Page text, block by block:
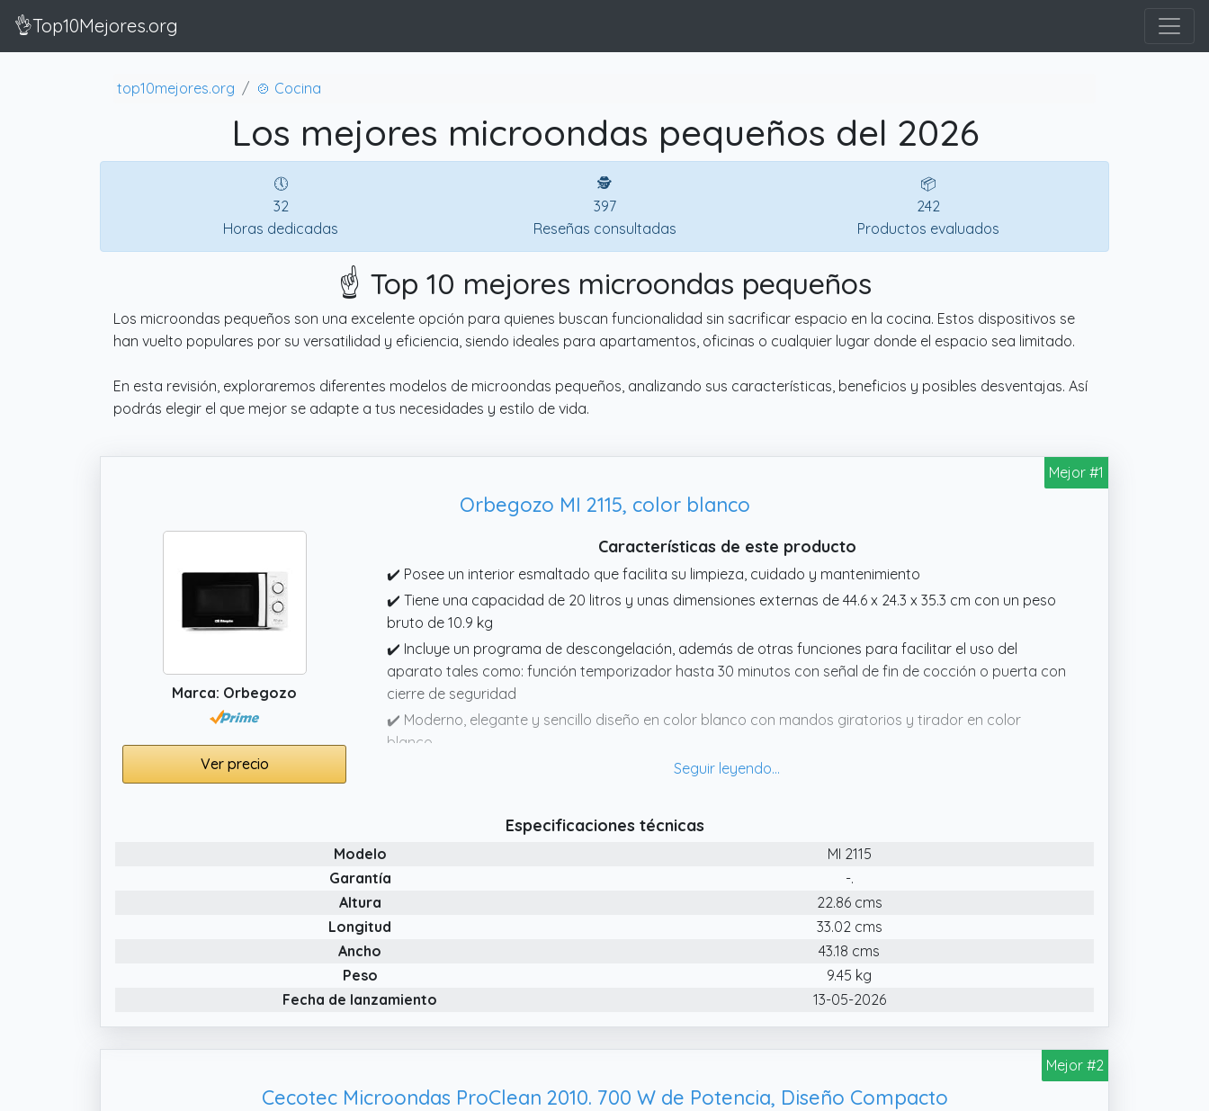
👌Top10Mejores.org
top10mejores.org 🍲 Cocina
Los mejores microondas pequeños del 2026
🕔
32
Horas dedicadas
🕵
397
Reseñas consultadas
📦
242
Productos evaluados
☝️ Top 10 mejores microondas pequeños
Los microondas pequeños son una excelente opción para quienes buscan funcionalidad sin sacrificar espacio en la cocina. Estos dispositivos se
han vuelto populares por su versatilidad y eficiencia, siendo ideales para apartamentos, oficinas o cualquier lugar donde el espacio sea limitado.
En esta revisión, exploraremos diferentes modelos de microondas pequeños, analizando sus características, beneficios y posibles desventajas. Así
podrás elegir el que mejor se adapte a tus necesidades y estilo de vida.
Mejor #1
Orbegozo MI 2115, color blanco
Marca: Orbegozo
Ver precio
Características de este producto
✔️ Posee un interior esmaltado que facilita su limpieza, cuidado y mantenimiento
✔️ Tiene una capacidad de 20 litros y unas dimensiones externas de 44.6 x 24.3 x 35.3 cm con un peso
bruto de 10.9 kg
✔️ Incluye un programa de descongelación, además de otras funciones para facilitar el uso del
aparato tales como: función temporizador hasta 30 minutos con señal de fin de cocción o puerta con
cierre de seguridad
✔️ Moderno, elegante y sencillo diseño en color blanco con mandos giratorios y tirador en color
blanco
✔️ Microondas MI 2115 de Orbegozo con seis niveles de funcionamiento repartidos en 700 W que
Especificaciones técnicas
Modelo
MI 2115
Garantía
-.
Altura
22.86 cms
Longitud
33.02 cms
Ancho
43.18 cms
Peso
9.45 kg
Fecha de lanzamiento
13-05-2026
Mejor #2
Cecotec Microondas ProClean 2010. 700 W de Potencia, Diseño Compacto